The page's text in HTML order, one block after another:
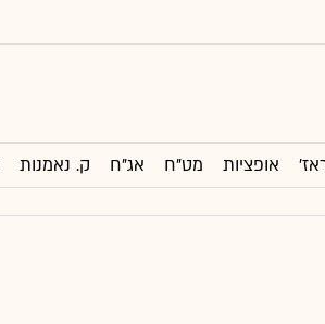
אופציות מט"ח אג"ח ק. נאמנות